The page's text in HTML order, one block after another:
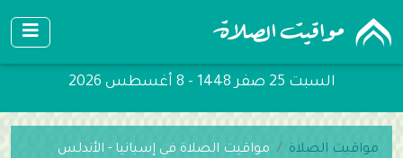
السبت 25 صفر 1448 - 8 أغسطس 2026
مواقيت الصلاة مواقيت الصلاة في إسبانيا - الأندلس